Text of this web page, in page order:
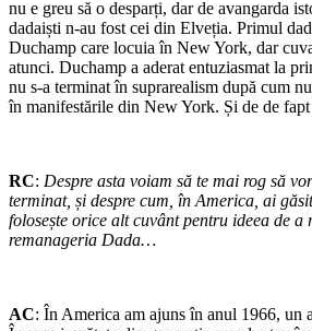
nu e greu să o desparți, dar de avangarda
dadaiști n-au fost cei din Elveția. Primul
Duchamp care locuia în New York, dar
atunci. Duchamp a aderat entuziasmat la
nu s-a terminat în suprarealism după cum
în manifestările din New York. Și de de fapt
RC: Despre asta voiam să te mai rog să
terminat, și despre cum, în America, ai
folosește orice alt cuvânt pentru ideea de a
remanageria Dada…
AC: În America am ajuns în anul 1966, un